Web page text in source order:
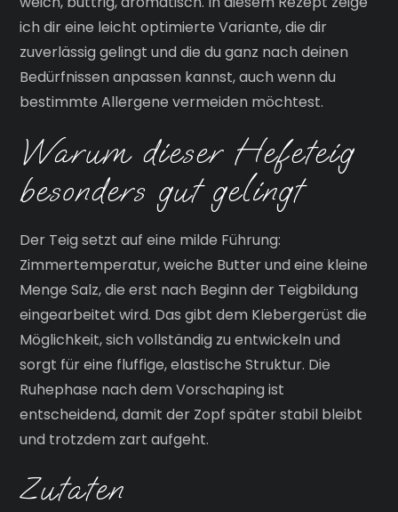
ich dir eine leicht optimierte Variante, die dir
zuverlässig gelingt und die du ganz nach deinen
Bedürfnissen anpassen kannst, auch wenn du
bestimmte Allergene vermeiden möchtest.
Warum dieser Hefeteig
besonders gut gelingt
Der Teig setzt auf eine milde Führung:
Zimmertemperatur, weiche Butter und eine kleine
Menge Salz, die erst nach Beginn der Teigbildung
eingearbeitet wird. Das gibt dem Klebergerüst die
Möglichkeit, sich vollständig zu entwickeln und
sorgt für eine fluffige, elastische Struktur. Die
Ruhephase nach dem Vorschaping ist
entscheidend, damit der Zopf später stabil bleibt
und trotzdem zart aufgeht.
Zutaten